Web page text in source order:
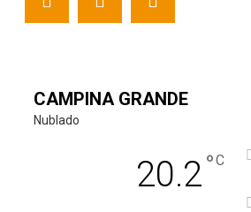
CAMPINA GRANDE
Nublado
20.2°C